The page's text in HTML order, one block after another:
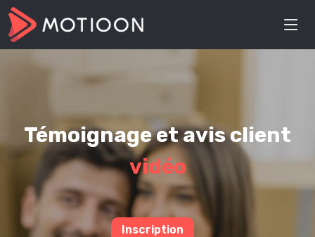
Témoignage et avis client
vidéo
Inscription